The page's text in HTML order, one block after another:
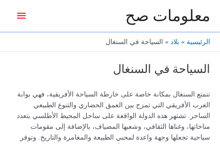
معلومات صح
الرئيسية بلاد السياحة في السنغال
السياحة في السنغال
تتمتع السنغال بمكانة خاصة على خارطة السياحة الأفريقية، فهي بوابة
الغرب الأفريقي التي تمزج بين العمق الحضاري والتنوع الطبيعي
الساحر. تشتهر هذه الدولة الواقعة على ساحل المحيط الأطلسي بتعدد
مناخاتها، وغناها الثقافي، وشعبها المضياف، بالإضافة إلى مقومات
سياحية تجعلها وجهة واعدة لمحبي الطبيعة والمغامرة والتاريخ. وتوفر